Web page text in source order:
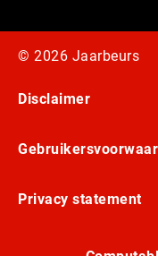
© 2026 Jaarbeurs
Disclaimer
Privacy statement